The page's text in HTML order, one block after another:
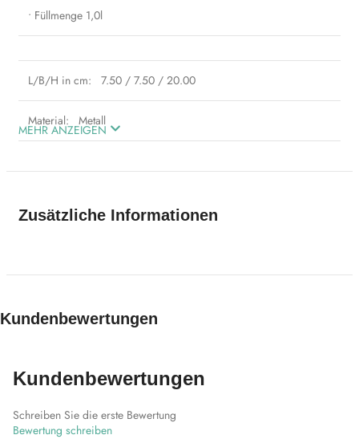
• Füllmenge 1,0l
L/B/H in cm: 7.50 / 7.50 / 20.00
Material: Metall
Wohnaccessoires.
MEHR ANZEIGEN
Zusätzliche Informationen
Kundenbewertungen
Kundenbewertungen
Schreiben Sie die erste Bewertung
Bewertung schreiben